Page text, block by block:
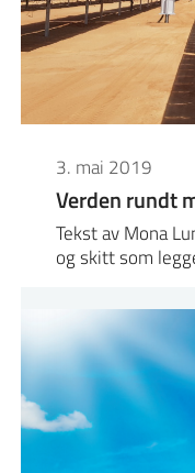
3. mai 2019
Verden rundt
Tekst av Mona
og skitt som